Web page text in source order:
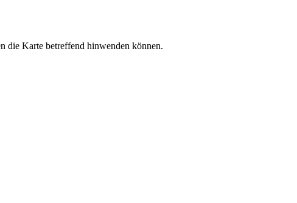
die Karte betreffend hinwenden können.